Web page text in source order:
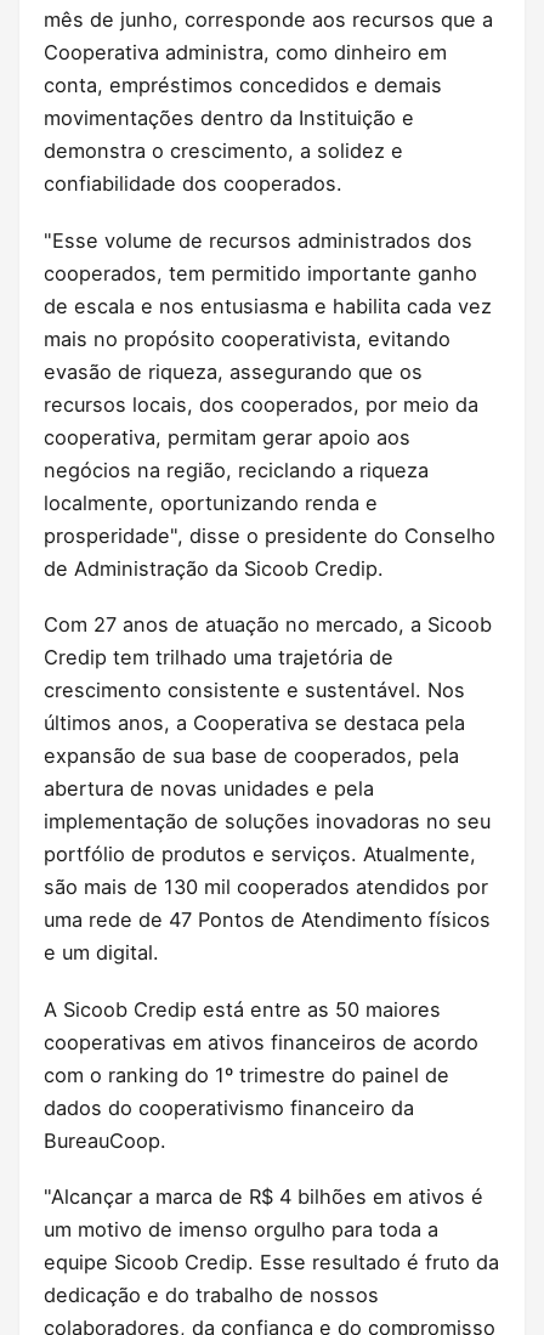
mês de junho, corresponde aos recursos que a
Cooperativa administra, como dinheiro em
conta, empréstimos concedidos e demais
movimentações dentro da Instituição e
demonstra o crescimento, a solidez e
confiabilidade dos cooperados.
"Esse volume de recursos administrados dos
cooperados, tem permitido importante ganho
de escala e nos entusiasma e habilita cada vez
mais no propósito cooperativista, evitando
evasão de riqueza, assegurando que os
recursos locais, dos cooperados, por meio da
cooperativa, permitam gerar apoio aos
negócios na região, reciclando a riqueza
localmente, oportunizando renda e
prosperidade", disse o presidente do Conselho
de Administração da Sicoob Credip.
Com 27 anos de atuação no mercado, a Sicoob
Credip tem trilhado uma trajetória de
crescimento consistente e sustentável. Nos
últimos anos, a Cooperativa se destaca pela
expansão de sua base de cooperados, pela
abertura de novas unidades e pela
implementação de soluções inovadoras no seu
portfólio de produtos e serviços. Atualmente,
são mais de 130 mil cooperados atendidos por
uma rede de 47 Pontos de Atendimento físicos
e um digital.
A Sicoob Credip está entre as 50 maiores
cooperativas em ativos financeiros de acordo
com o ranking do 1º trimestre do painel de
dados do cooperativismo financeiro da
BureauCoop.
"Alcançar a marca de R$ 4 bilhões em ativos é
um motivo de imenso orgulho para toda a
equipe Sicoob Credip. Esse resultado é fruto da
dedicação e do trabalho de nossos
colaboradores, da confiança e do compromisso